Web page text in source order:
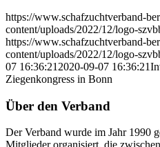
https://www.schafzuchtverband-
content/uploads/2022/12/logo-
https://www.schafzuchtverband-
content/uploads/2022/12/logo-
07 16:36:21 2020-09-07 16:36:21
Ziegenkongress in Bonn
Über den Verband
Der Verband wurde im Jahr 1990